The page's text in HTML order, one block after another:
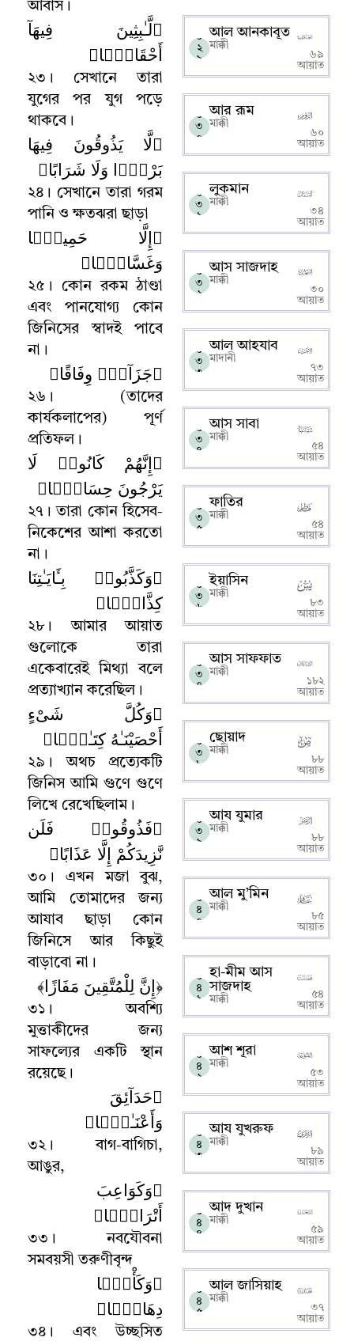
আবাস।
﴿لَّـٰبِثِينَ فِيهَآ
أَحْقَابًۭا﴾
২৩ ।
সেখানে তারা
যুগের পর যুগ পড়ে
থাকবে ।
﴿لَّا يَذُوقُونَ فِيهَا
بَرْدًۭا وَلَا شَرَابًا﴾
২৪ । সেখানে তারা গরম
পানি ও ক্ষতঝরা ছাড়া
﴿إِلَّا حَمِيمًۭا
وَغَسَّاقًۭا﴾
২৫ ।
কোন রকম ঠাণ্ডা
এবং পানযোগ্য কোন
জিনিসের স্বাদই পাবে
না ।
﴿جَزَآءًۭ وِفَاقًا﴾
২৬ ।
(তাদের
কার্যকলাপের) পূর্ণ
প্রতিফল ।
﴿إِنَّهُمْ كَانُوا۟ لَا
يَرْجُونَ حِسَابًۭا﴾
২৭ । তারা কোন হিসেব-
নিকেশের আশা করতো
না ।
﴿وَكَذَّبُوا۟ بِـَٔايَـٰتِنَا
كِذَّابًۭا﴾
২৮।
আমার আয়াত
গুলোকে তারা
একেবারেই মিথ্যা বলে
প্রত্যাখ্যান করেছিল ।
﴿وَكُلَّ شَىْءٍ
أَحْصَيْنَـٰهُ كِتَـٰبًۭا﴾
২৯ ।
অথচ প্রত্যেকটি
জিনিস আমি গুণে গুণে
লিখে রেখেছিলাম ।
﴿فَذُوقُوا۟ فَلَن
نَّزِيدَكُمْ إِلَّا عَذَابًا﴾
৩০ । এখন মজা বুঝ,
আমি তোমাদের জন্য
আযাব ছাড়া কোন
জিনিসে আর কিছুই
বাড়াবো না ।
﴿إِنَّ لِلْمُتَّقِينَ مَفَازًا﴾
৩১ ।
অবশ্যি
মুত্তাকীদের
জন্য
সাফল্যের একটি স্থান
রয়েছে।
﴿حَدَآئِقَ
وَأَعْنَـٰبًۭا﴾
৩২। বাগ-বাগিচা,
আঙুর,
﴿وَكَوَاعِبَ
أَتْرَابًۭا﴾
৩৩ ।
নবযৌবনা
সমবয়সী তরুণীবৃন্দ
﴿وَكَأْسًۭا
دِهَاقًۭا﴾
৩৪ ।
এবং উচ্ছসিত
০
২
৯
আল আনকাবূত
মাক্কী
৬৯
আয়াত
০
৩
০
আর রূম
মাক্কী
৬০
আয়াত
০
৩
১
লুকমান
মাক্কী
৩৪
আয়াত
০
৩
২
আস সাজদাহ
মাক্কী
৩০
আয়াত
০
৩
৩
আল আহযাব
মাদানী
৭৩
আয়াত
০
৩
৪
আস সাবা
মাক্কী
৫৪
আয়াত
০
৩
৫
ফাতির
মাক্কী
৫৪
আয়াত
০
৩
৬
ইয়াসিন
মাক্কী
৮৩
আয়াত
০
৩
৭
আস সাফফাত
মাক্কী
১৮২
আয়াত
০
৩
৮
ছোয়াদ
মাক্কী
৮৮
আয়াত
০
৩
৯
আয যুমার
মাক্কী
৮৮
আয়াত
০
৪
০
আল মু’মিন
মাক্কী
৮৫
আয়াত
০
৪
১
হা-মীম আস
সাজদাহ
মাক্কী
৫৪
আয়াত
০
৪
২
আশ শূরা
মাক্কী
৫৩
আয়াত
০
৪
৩
আয যুখরুফ
মাক্কী
৮৯
আয়াত
০
৪
৪
আদ দুখান
মাক্কী
৫৯
আয়াত
০
৪
৫
আল জাসিয়াহ
মাক্কী
৩৭
আয়াত